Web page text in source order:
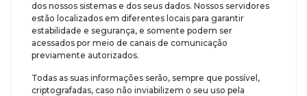
dos nossos sistemas e dos seus dados. Nossos servidores
estão localizados em diferentes locais para garantir
estabilidade e segurança, e somente podem ser
acessados por meio de canais de comunicação
previamente autorizados.
Todas as suas informações serão, sempre que possível,
criptografadas, caso não inviabilizem o seu uso pela